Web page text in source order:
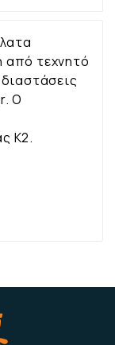
από τεχνητό
Ο
K2.